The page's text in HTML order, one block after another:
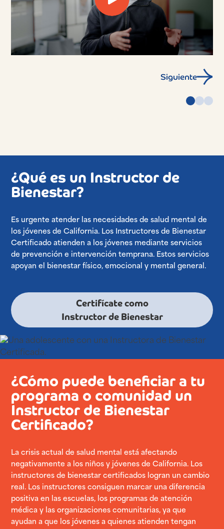
Siguiente
¿Qué es un Instructor de
Bienestar?
Es urgente atender las necesidades de salud mental de
los jóvenes de California. Los Instructores de Bienestar
Certificado atienden a los jóvenes mediante servicios
de prevención e intervención temprana. Estos servicios
apoyan el bienestar físico, emocional y mental general.
Certifícate como
Instructor de Bienestar
¿Cómo puede beneficiar a tu
programa o comunidad un
Instructor de Bienestar
Certificado?
La crisis actual de salud mental está afectando
negativamente a los niños y jóvenes de California. Los
instructores de bienestar certificados logran un cambio
real. Los instructores consiguen marcar una diferencia
positiva en las escuelas, los programas de atención
médica y las organizaciones comunitarias, ya que
ayudan a que los jóvenes a quienes atienden tengan